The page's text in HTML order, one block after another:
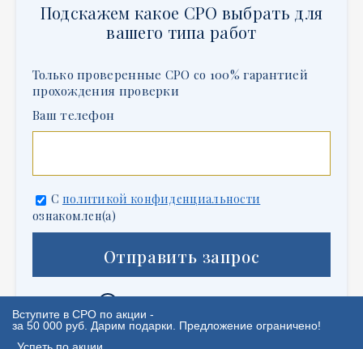
Вступите в СРО по акции -
за 50 000 руб. Дарим подарки. Предложение ограничено!
Подскажем какое СРО выбрать для
вашего типа работ
Только проверенные СРО со 100% гарантией
прохождения проверки
Ваш телефон
С политикой конфиденциальности
ознакомлен(а)
Отправить запрос